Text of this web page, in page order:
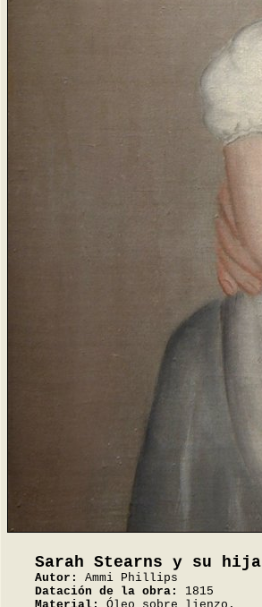
Sarah Stearns y su hija
Autor:
Ammi Phillips
Datación de la obra:
1815